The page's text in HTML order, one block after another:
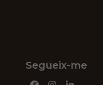
Segueix-me